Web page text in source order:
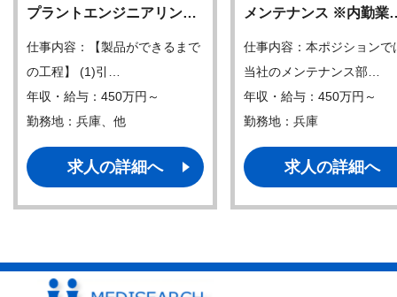
プラントエンジニアリン…
仕事内容：【製品ができるまで
の工程】 (1)引…
年収・給与：450万円～
勤務地：兵庫、他
求人の詳細へ
メンテナンス ※内勤
仕事内容：本ポジションで
当社のメンテナンス部…
年収・給与：450万円～
勤務地：兵庫
求人の詳細へ